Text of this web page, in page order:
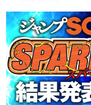
24年6月期
24年2月期
23年10月期
23年6月期